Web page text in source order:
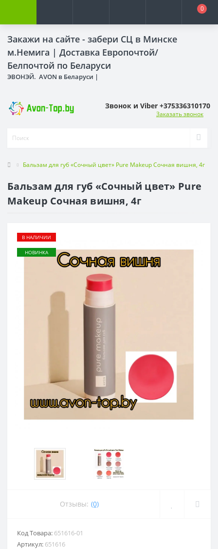
Закажи на сайте - забери СЦ в Минске
м.Немига | Доставка Европочтой/
Белпочтой по Беларуси
ЭВОНЭЙ. AVON в Беларуси |
0
Звонок и Viber +375336310170
Заказать звонок
Бальзам для губ «Сочный цвет» Pure Makeup Сочная вишня, 4г
Бальзам для губ «Сочный цвет» Pure
Makeup Сочная вишня, 4г
В НАЛИЧИИ
НОВИНКА
Отзывы: (0)
Код Товара: 651616-01
Артикул: 651616